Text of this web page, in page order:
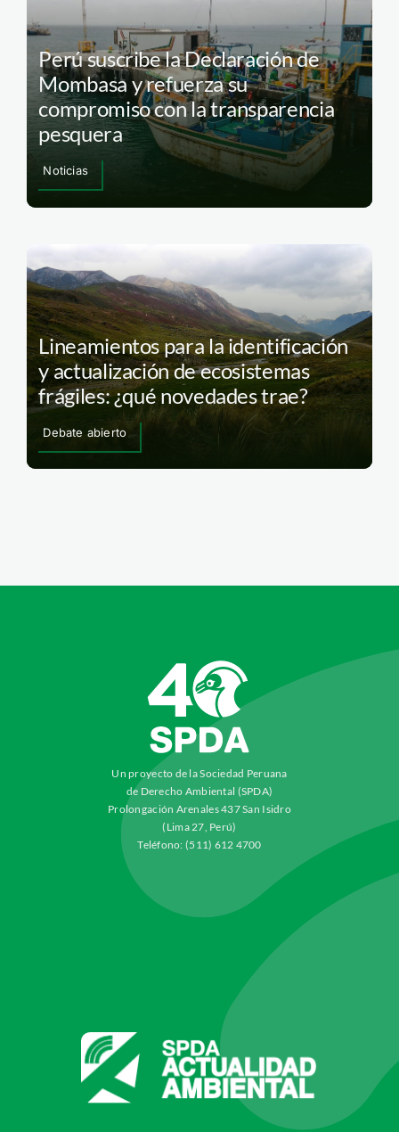
Perú suscribe la Declaración de
Mombasa y refuerza su
compromiso con la transparencia
pesquera
Noticias
Lineamientos para la identificación
y actualización de ecosistemas
frágiles: ¿qué novedades trae?
Debate abierto
Un proyecto de la Sociedad Peruana
de Derecho Ambiental (SPDA)
Prolongación Arenales 437 San Isidro
(Lima 27, Perú)
Teléfono: (511) 612 4700